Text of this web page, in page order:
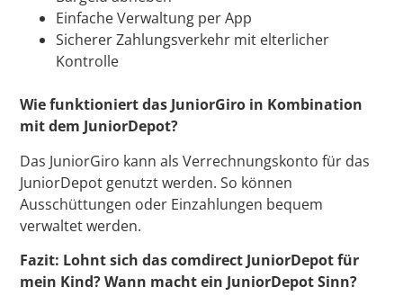
Einfache Verwaltung per App
Sicherer Zahlungsverkehr mit elterlicher
Kontrolle
Wie funktioniert das JuniorGiro in Kombination
mit dem JuniorDepot?
Das JuniorGiro kann als Verrechnungskonto für das
JuniorDepot genutzt werden. So können
Ausschüttungen oder Einzahlungen bequem
verwaltet werden.
Fazit: Lohnt sich das comdirect JuniorDepot für
mein Kind?Wann macht ein JuniorDepot Sinn?